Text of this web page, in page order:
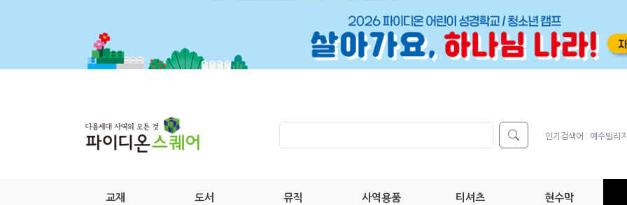
인기검색어 : 예수빌리지
교재 도서 뮤직 사역용품 티셔츠 현수막